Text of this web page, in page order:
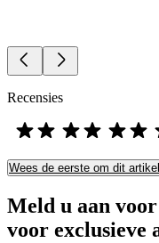
Recensies
Wees de eerste om dit
Meld u aan
voor exclusieve